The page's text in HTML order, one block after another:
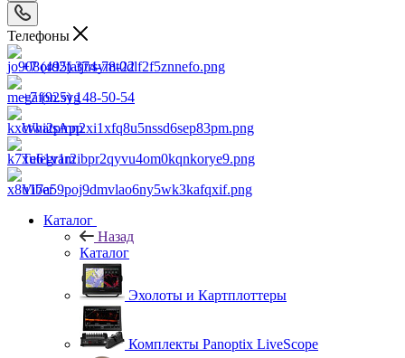
Телефоны
+7 (495) 374-78-22
+7 (925) 148-50-54
WhatsApp
Telegram
Viber
Каталог
Назад
Каталог
Эхолоты и Картплоттеры
Комплекты Panoptix LiveScope